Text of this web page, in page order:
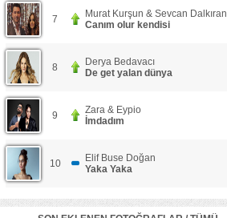
7
Murat Kurşun & Sevcan Dalkıran
Canım olur kendisi
8
Derya Bedavacı
De get yalan dünya
9
Zara & Eypio
İmdadım
10
Elif Buse Doğan
Yaka Yaka